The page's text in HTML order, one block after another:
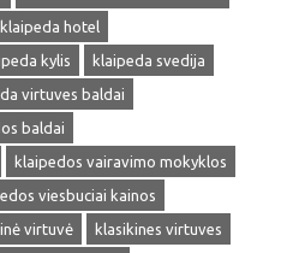
klaipeda hotel
kylis
klaipeda svedija
virtuves baldai
baldai
klaipedos vairavimo mokyklos
viesbuciai kainos
virtuvė
klasikines virtuves